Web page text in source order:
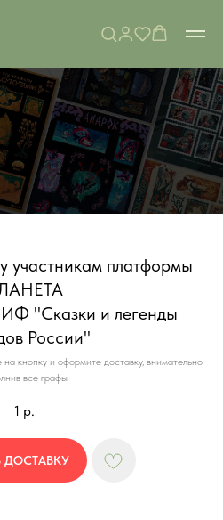
участникам платформы
"Сказки и легенды
России"
кнопку и оформите доставку, внимательно
все графы
1 р.